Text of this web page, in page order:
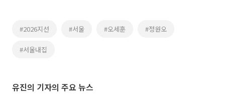
#2026지선 #서울 #오세훈 #정원오
#서울내집
유진의 기자의 주요 뉴스